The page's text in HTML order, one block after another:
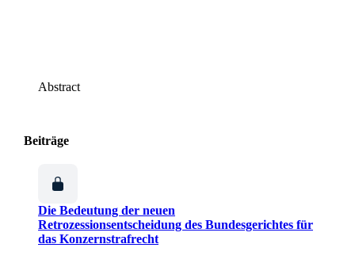
Abstract
Beiträge
Die Bedeutung der neuen
Retrozessionsentscheidung des Bundesgerichtes für
das Konzernstrafrecht